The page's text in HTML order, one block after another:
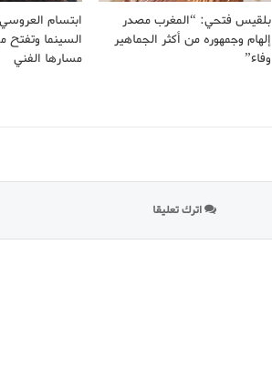
بلقيس فتحي: “المغرب مصدر
إلهام وجمهوره من أكثر الجماهير
وفاء”
ابتسام
السينما وتفتح
مسارها الفني
اترك تعليقا